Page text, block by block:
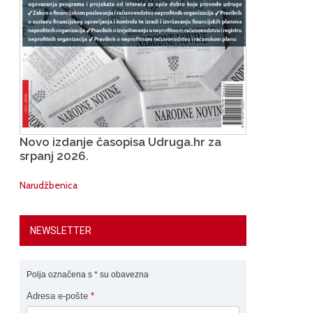
Novo izdanje časopisa Udruga.hr za
srpanj 2026.
Narudžbenica
NEWSLETTER
Polja označena s * su obavezna
Adresa e-pošte *